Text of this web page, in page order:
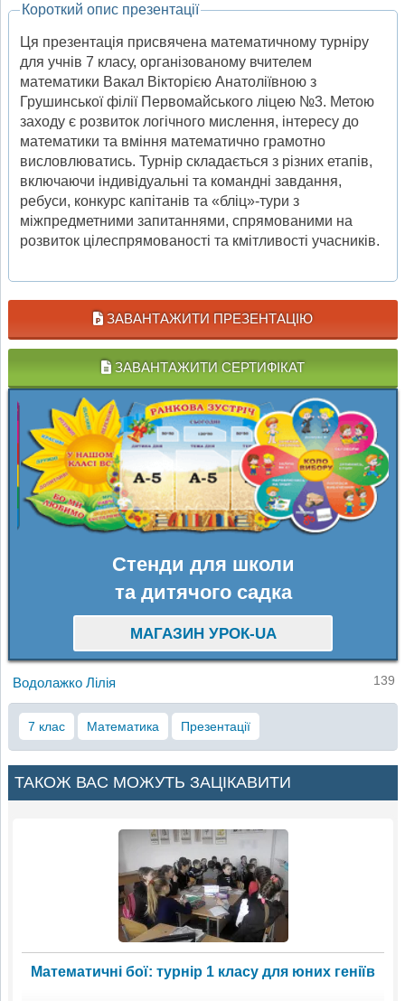
Короткий опис презентації
Ця презентація присвячена математичному турніру
для учнів 7 класу, організованому вчителем
математики Вакал Вікторією Анатоліївною з
Грушинської філії Первомайського ліцею №3. Метою
заходу є розвиток логічного мислення, інтересу до
математики та вміння математично грамотно
висловлюватись. Турнір складається з різних етапів,
включаючи індивідуальні та командні завдання,
ребуси, конкурс капітанів та «бліц»-тури з
міжпредметними запитаннями, спрямованими на
розвиток цілеспрямованості та кмітливості учасників.
ЗАВАНТАЖИТИ ПРЕЗЕНТАЦІЮ
ЗАВАНТАЖИТИ СЕРТИФІКАТ
Стенди для школи
та дитячого садка
МАГАЗИН УРОК-UA
Водолажко Лілія 139
7 клас Математика Презентації
ТАКОЖ ВАС МОЖУТЬ ЗАЦІКАВИТИ
Математичні бої: турнір 1 класу для юних геніїв